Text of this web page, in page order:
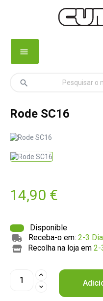
menu
search
Rode SC16
14,90 €
Disponible
Receba-o em:2-3
Recolha na loja em2-